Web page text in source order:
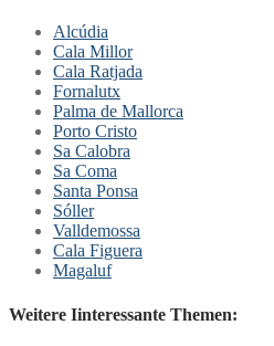
Alcúdia
Cala Millor
Cala Ratjada
Fornalutx
Palma de Mallorca
Porto Cristo
Sa Calobra
Sa Coma
Santa Ponsa
Sóller
Valldemossa
Cala Figuera
Magaluf
Weitere Iinteressante Themen: